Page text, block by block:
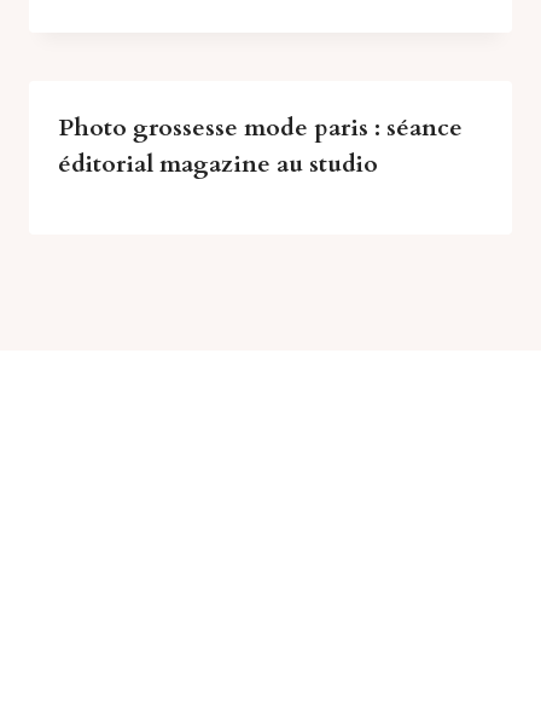
Photo grossesse mode paris : séance
éditorial magazine au studio